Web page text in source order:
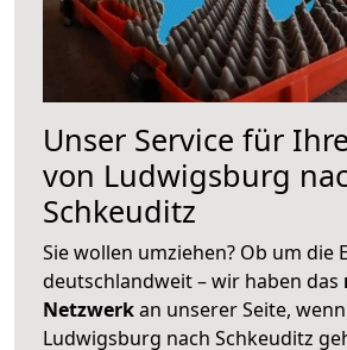
Unser Service für
von Ludwigsburg
Schkeuditz
Sie wollen umziehen? Ob um die
deutschlandweit – wir haben das
Netzwerkan unserer Seite,
Ludwigsburg nach Schkeuditz